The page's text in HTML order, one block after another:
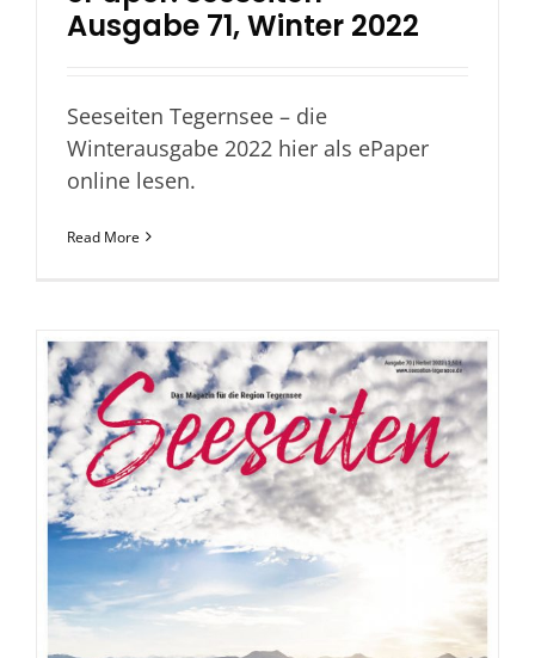
Ausgabe 71, Winter 2022
Seeseiten Tegernsee – die
Winterausgabe 2022 hier als ePaper
online lesen.
Read More